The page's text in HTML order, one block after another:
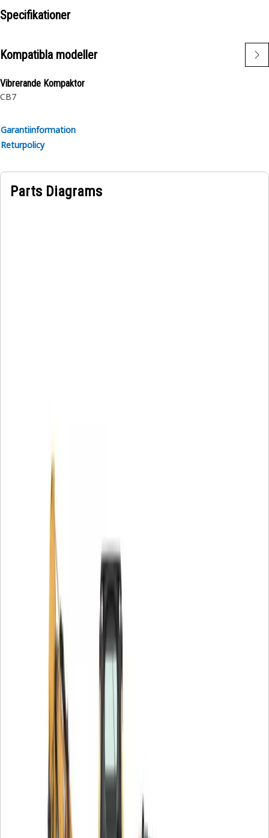
Specifikationer
Kompatibla modeller
Vibrerande Kompaktor
CB7
Garantiinformation
Returpolicy
Parts Diagrams